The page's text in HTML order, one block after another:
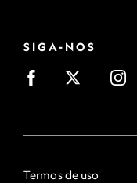
SIGA-NOS
Termos de uso